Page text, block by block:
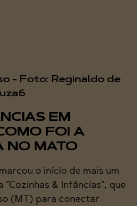
EM
FOI A
NO MATO
o início de mais um
& Infâncias“, que
(MT) para conectar